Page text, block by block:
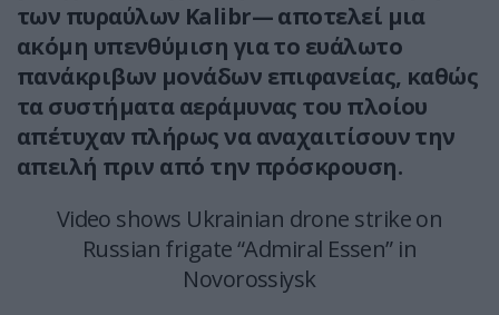
των πυραύλων Kalibr— αποτελεί μια
ακόμη υπενθύμιση για το ευάλωτο
πανάκριβων μονάδων επιφανείας, καθώς
τα συστήματα αεράμυνας του πλοίου
απέτυχαν πλήρως να αναχαιτίσουν την
απειλή πριν από την πρόσκρουση.
Video shows Ukrainian drone strike on
Russian frigate “Admiral Essen” in
Novorossiysk